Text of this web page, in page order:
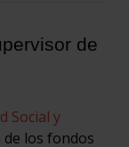
de
Social y
los fondos